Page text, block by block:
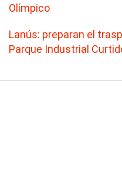
Olímpico
Lanús: preparan el
Parque Industrial